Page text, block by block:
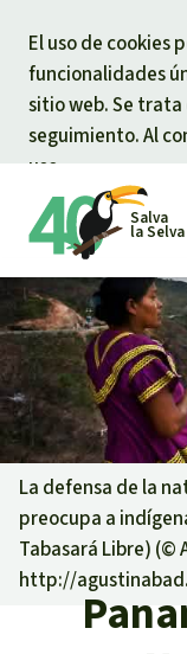
El uso de cookies
funcionalidades
sitio web. Se trata
seguimiento. Al
uso.
Salva
la Selva
Info
Tu
La defensa de la
preocupa a
Tabasará Libre) (©
http://